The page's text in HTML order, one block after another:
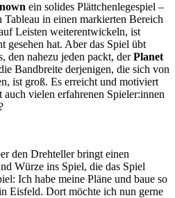
ein solides Plättchenlegespiel –
Tableau in einen markierten Bereich
Leisten weiterentwickeln, ist
gesehen hat. Aber das Spiel übt
den nahezu jeden packt, derPlanet
Bandbreite derjenigen, die sich von
ist groß. Es erreicht und motiviert
vielen erfahrenen Spieler:innen
den Drehteller bringt einen
Würze ins Spiel, die das Spiel
Ich habe meine Pläne und baue so
Eisfeld. Dort möchte ich nun gerne